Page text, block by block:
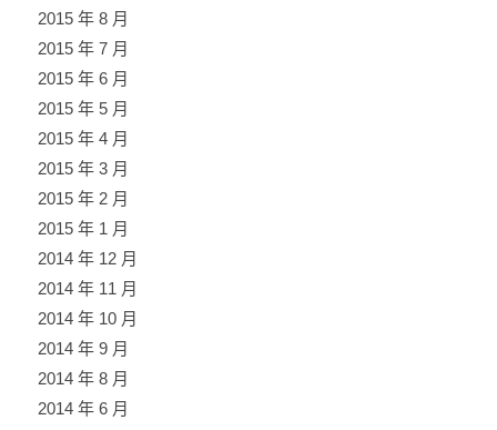
2015 年 8 月
2015 年 7 月
2015 年 6 月
2015 年 5 月
2015 年 4 月
2015 年 3 月
2015 年 2 月
2015 年 1 月
2014 年 12 月
2014 年 11 月
2014 年 10 月
2014 年 9 月
2014 年 8 月
2014 年 6 月